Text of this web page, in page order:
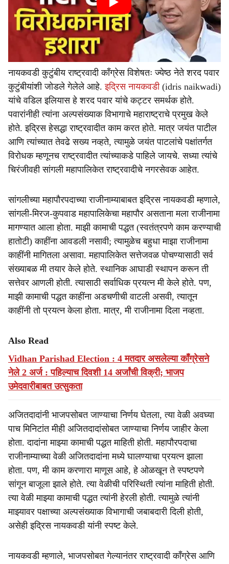
नायकवडी कुटुंबीय राष्ट्रवादी काँग्रेस विशेषतः ज्येष्ठ नेते शरद पवार
कुटुंबीयांशी जोडले गेलेले आहे.इद्रिस नायकवडी(idris naikwadi)
यांचे वडिल इलियास हे शरद पवार यांचे कट्टर समर्थक होते.
पवारांनीही त्यांना अल्पसंख्याक विभागाचे महाराष्ट्राचे प्रमुख केले
होते. इद्रिस हेसद्धा राष्ट्रवादीत काम करत होते. मात्र जयंत पाटील
आणि त्यांच्यात तेवढे सख्य नव्हते, त्यामुळे जयंत पाटलांचे पक्षांतर्गत
विरोधक म्हणूनच राष्ट्रवादीत त्यांच्याकडे पाहिले जायचे. सध्या त्यांचे
चिरंजीवही सांगली महापालिकेत राष्ट्रवादीचे नगरसेवक आहेत.
सांगलीच्या महापौरपदाच्या राजीनाम्याबाबत इद्रिस नायकवडी म्हणाले,
सांगली-मिरज-कुपवाड महापालिकेचा महापौर असताना मला राजीनामा
मागण्यात आला होता. माझी कामाची पद्धत (स्वतंत्रपणे काम करण्याची
हातोटी) काहींना आवडली नसावी; त्यामुळेच बहुधा माझा राजीनामा
काहींनी मागितला असावा. महापालिकेत सत्तेजवळ पोचण्यासाठी सर्व
संख्याबळ मी तयार केले होते. स्थानिक आघाडी स्थापन करून ती
सत्तेवर आणली होती. त्यासाठी सर्वाधिक प्रयत्न मी केले होते. पण,
माझी कामाची पद्धत काहींना अडचणीची वाटली असवी, त्यातून
काहींनी तो प्रयत्न केला होता. मात्र, मी राजीनामा दिला नव्हता.
Also Read
Vidhan Parishad Election : 4 मतदार असलेल्या काँग्रेसने
नेले 2 अर्ज : पहिल्याच दिवशी 14 अर्जांची विक्री; भाजप
उमेदवारीबाबत उत्सुकता
अजितदादांनी भाजपसोबत जाण्याचा निर्णय घेतला, त्या वेळी अवघ्या
पाच मिनिटांत मीही अजितदादांसोबत जाण्याचा निर्णय जाहीर केला
होता. दादांना माझ्या कामाची पद्धत माहिती होती. महापौरपदाचा
राजीनाम्याच्या वेळी अजितदादांना मध्ये घालण्याचा प्रयत्न झाला
होता. पण, मी काम करणारा माणूस आहे, हे ओळखून ते स्पष्टपणे
सांगून बाजूला झाले होते. त्या वेळीची परिस्थिती त्यांना माहिती होती.
त्या वेळी माझ्या कामाची पद्धत त्यांनी हेरली होती. त्यामुळे त्यांनी
माझ्यावर पक्षाच्या अल्पसंख्याक विभागाची जबाबदारी दिली होती,
असेही इद्रिस नायकवडी यांनी स्पष्ट केले.
नायकवडी म्हणाले, भाजपसोबत गेल्यानंतर राष्ट्रवादी काँग्रेस आणि